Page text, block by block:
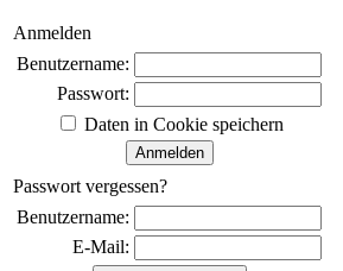
Anmelden
Benutzername:
Passwort:
Daten in Cookie speichern
Passwort vergessen?
Benutzername:
E-Mail: